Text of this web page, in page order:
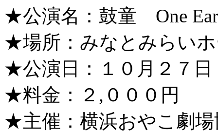
★公演名：鼓童 One
★場所：みなとみらい
★公演日：１０月２７日
★料金：２,０００円
★主催：横浜おやこ劇場